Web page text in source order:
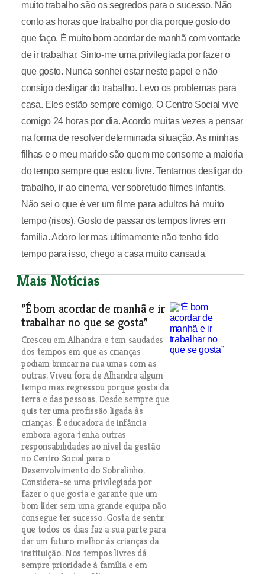
muito trabalho são os segredos para o sucesso. Não
conto as horas que trabalho por dia porque gosto do
que faço. É muito bom acordar de manhã com vontade
de ir trabalhar. Sinto-me uma privilegiada por fazer o
que gosto. Nunca sonhei estar neste papel e não
consigo desligar do trabalho. Levo os problemas para
casa. Eles estão sempre comigo. O Centro Social vive
comigo 24 horas por dia. Acordo muitas vezes a pensar
na forma de resolver determinada situação. As minhas
filhas e o meu marido são quem me consome a maioria
do tempo sempre que estou livre. Tentamos desligar do
trabalho, ir ao cinema, ver sobretudo filmes infantis.
Não sei o que é ver um filme para adultos há muito
tempo (risos). Gosto de passar os tempos livres em
família. Adoro ler mas ultimamente não tenho tido
tempo para isso, chego a casa muito cansada.
Mais Notícias
“É bom acordar de manhã e ir
trabalhar no que se gosta”
Cresceu em Alhandra e tem saudades
dos tempos em que as crianças
podiam brincar na rua umas com as
outras. Viveu fora de Alhandra algum
tempo mas regressou porque gosta da
terra e das pessoas. Desde sempre que
quis ter uma profissão ligada às
crianças. É educadora de infância
embora agora tenha outras
responsabilidades ao nível da gestão
no Centro Social para o
Desenvolvimento do Sobralinho.
Considera-se uma privilegiada por
fazer o que gosta e garante que um
bom líder sem uma grande equipa não
consegue ter sucesso. Gosta de sentir
que todos os dias faz a sua parte para
dar um futuro melhor às crianças da
instituição. Nos tempos livres dá
sempre prioridade à família e em